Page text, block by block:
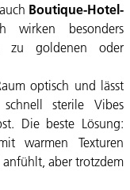
Boutique-Hotel-
wirken besonders
zu goldenen oder
optisch und lässt
sterile Vibes
Die beste Lösung:
warmen Texturen
anfühlt, aber trotzdem